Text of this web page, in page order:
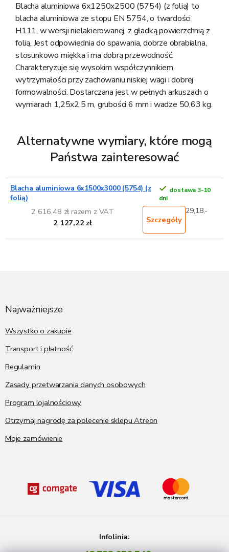
Blacha aluminiowa 6x1250x2500 (5754) (z folią) to
blacha aluminiowa ze stopu EN 5754, o twardości
H111, w wersji nielakierowanej, z gładką powierzchnią z
folią. Jest odpowiednia do spawania, dobrze obrabialna,
stosunkowo miękka i ma dobrą przewodność.
Charakteryzuje się wysokim współczynnikiem
wytrzymałości przy zachowaniu niskiej wagi i dobrej
formowalności. Dostarczana jest w pełnych arkuszach o
wymiarach 1,25x2,5 m, grubości 6 mm i wadze 50,63 kg.
Alternatywne wymiary, które mogą
Państwa zainteresować
Blacha aluminiowa 6x1500x3000 (5754) (z
folią)
dostawa 3-10
dni
2 616,48 zł razem z VAT
2 127,22 zł
Szczegóły
29,18,-
Najważniejsze
Wszystko o zakupie
Transport i płatność
Regulamin
Zasady przetwarzania danych osobowych
Program lojalnościowy
Otrzymaj nagrodę za polecenie sklepu Atreon
Moje zamówienie
Infolinia: